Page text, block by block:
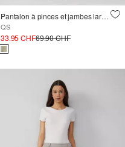
Pantalon à pinces et jambes larges ; QS x Vanessa Mai
QS
33.95 CHF69.90 CHF